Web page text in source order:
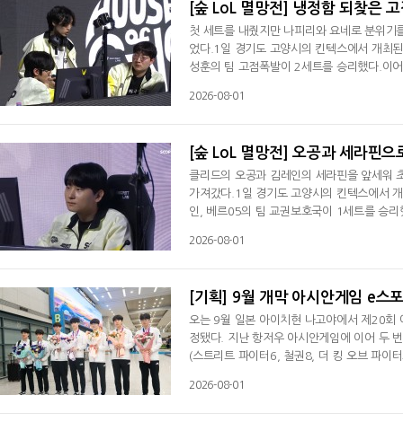
[숲 LoL 멸망전] 냉정함 되찾은
첫 세트를 내줬지만 나피리와 요네로 분위
었다.1일 경기도 고양시의 킨텍스에서 개최
성훈의 팀 고점폭발이 2세트를 승리했다.이
중앙 부근서 나피리의 더블킬과 함께 유충
2026-08-01
[숲 LoL 멸망전] 오공과 세라핀
클리드의 오공과 김레인의 세라핀을 앞세워
가져갔다.1일 경기도 고양시의 킨텍스에서
인, 베르05의 팀 교권보호국이 1세트를 승
점폭발의 갈리오를 일어내고 포탑 미니언을
2026-08-01
[기획] 9월 개막 아시안게임 e스
오는 9월 일본 아이치현 나고야에서 제20회
정됐다. 지난 항저우 아시안게임에 이어 두
(스트리트 파이터6, 철권8, 더 킹 오브 파이
개 종목에 36명을 파견할 예정이다. ◆
2026-08-01